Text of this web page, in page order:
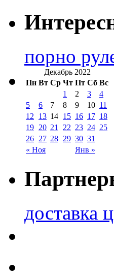
порно
Декабрь 2022
Пн Вт Ср Чт Пт Сб Вс
« Ноя Янв »
1 2 3
4
5
6 7 8 9 10 11
12
13 14 15 16 17 18
19 20 21 22 23 24 25
26 27 28 29 30 31
доставка